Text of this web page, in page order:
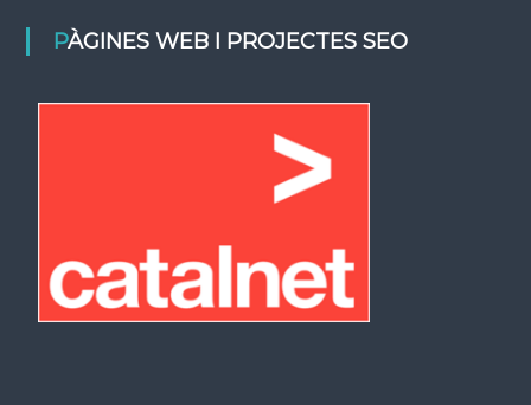
PÀGINES WEB I PROJECTES SEO